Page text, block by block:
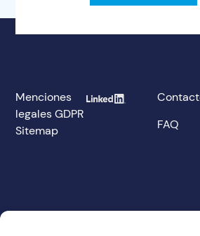
FAQ
Menciones
legales GDPR
Sitemap